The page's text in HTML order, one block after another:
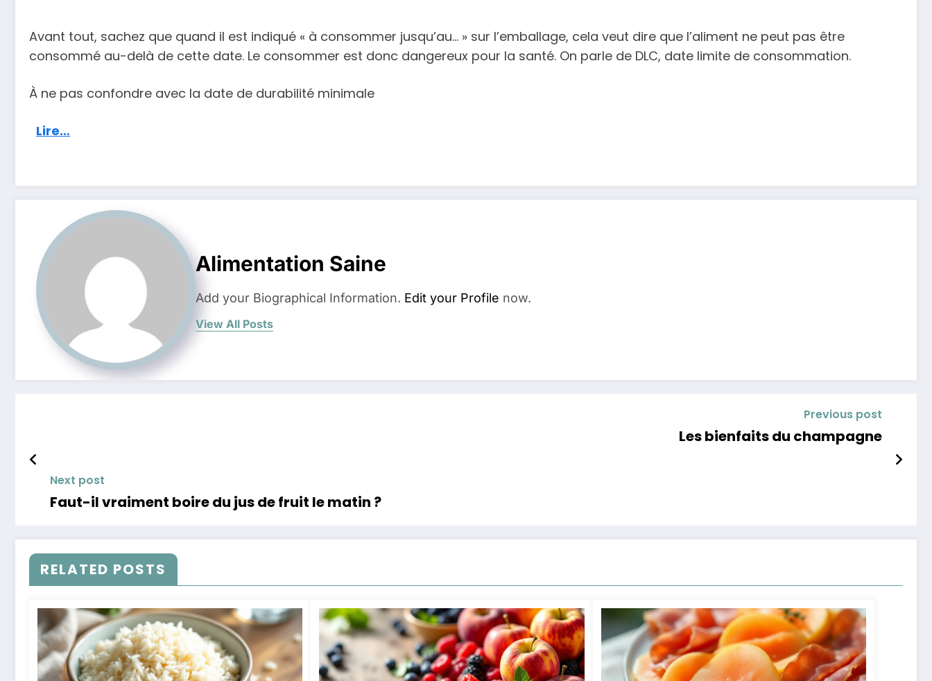
Avant tout, sachez que quand il est indiqué « à consommer jusqu’au… » sur l’emballage, cela veut dire que l’aliment ne peut pas être
consommé au-delà de cette date. Le consommer est donc dangereux pour la santé. On parle de DLC, date limite de consommation.
À ne pas confondre avec la date de durabilité minimale
Lire…
Alimentation Saine
Add your Biographical Information. Edit your Profile now.
View All Posts
Previous post
Les bienfaits du champagne
Next post
Faut-il vraiment boire du jus de fruit le matin ?
RELATED POSTS